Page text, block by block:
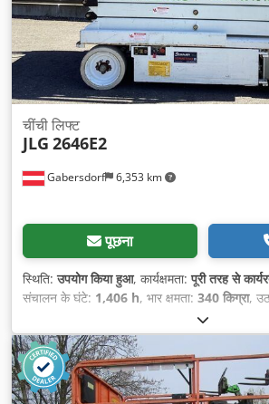
Gabersdorf 6,353 km
चींची लिफ्ट
JLG 2646E2
पूछना
स्थिति:उपयोग किया हुआ, कार्यक्षमता:पूरी तरह से
संचालन के घंटे: 1,406 h, भार क्षमता: 340 किग्रा,
, ईंधन का प्रकार:
Elektro, निर्माण चौड़ाई:1,170 मिमी,